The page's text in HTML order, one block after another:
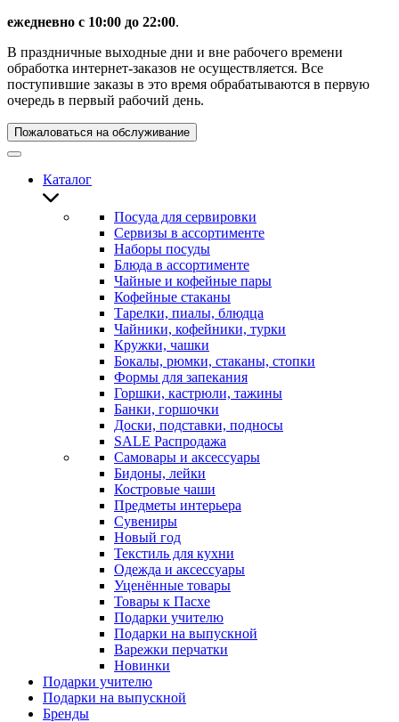
ежедневно с 10:00 до 22:00.
В праздничные выходные дни и вне рабочего времени
обработка интернет-заказов не осуществляется. Все
поступившие заказы в это время обрабатываются в первую
очередь в первый рабочий день.
Пожаловаться на обслуживание
Каталог
Посуда для сервировки
Сервизы в ассортименте
Наборы посуды
Блюда в ассортименте
Чайные и кофейные пары
Кофейные стаканы
Тарелки, пиалы, блюдца
Чайники, кофейники, турки
Кружки, чашки
Бокалы, рюмки, стаканы, стопки
Формы для запекания
Горшки, кастрюли, тажины
Банки, горшочки
Доски, подставки, подносы
SALE Распродажа
Самовары и аксессуары
Бидоны, лейки
Костровые чаши
Предметы интерьера
Сувениры
Новый год
Текстиль для кухни
Одежда и аксессуары
Уценённые товары
Товары к Пасхе
Подарки учителю
Подарки на выпускной
Варежки перчатки
Новинки
Подарки учителю
Подарки на выпускной
Бренды